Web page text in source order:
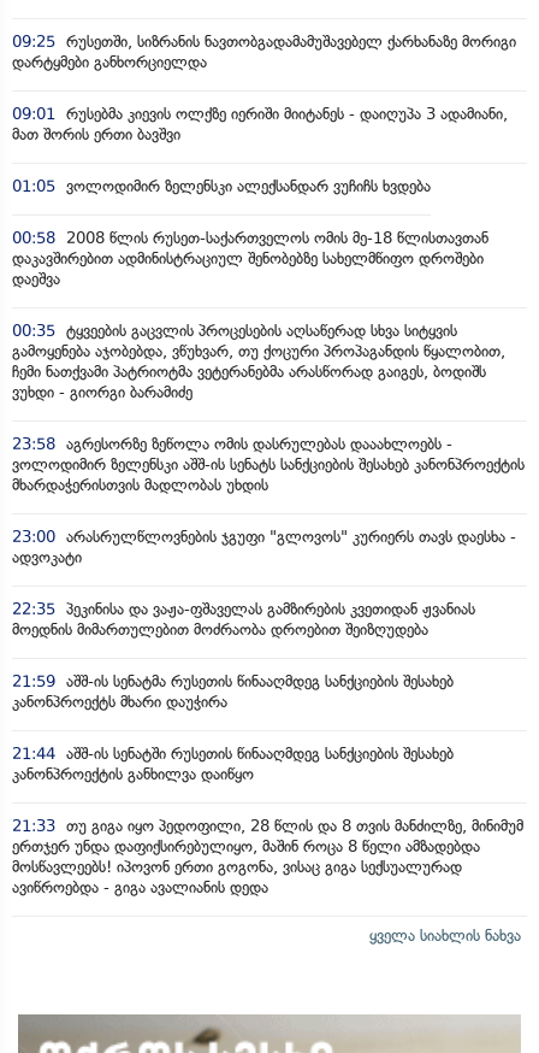
09:25 რუსეთში, სიზრანის ნავთობგადამამუშავებელ ქარხანაზე მორიგი
დარტყმები განხორციელდა
09:01
რუსებმა კიევის ოლქზე იერიში მიიტანეს - დაიღუპა 3 ადამიანი,
მათ შორის ერთი ბავშვი
01:05 ვოლოდიმირ ზელენსკი ალექსანდარ ვუჩიჩს ხვდება
00:58
2008 წლის რუსეთ-საქართველოს ომის მე-18 წლისთავთან
დაკავშირებით ადმინისტრაციულ შენობებზე სახელმწიფო დროშები
დაეშვა
00:35 ტყვეების გაცვლის პროცესების აღსაწერად სხვა სიტყვის
გამოყენება აჯობებდა, ვწუხვარ, თუ ქოცური პროპაგანდის წყალობით,
ჩემი ნათქვამი პატრიოტმა ვეტერანებმა არასწორად გაიგეს, ბოდიშს
ვუხდი - გიორგი ბარამიძე
23:58 აგრესორზე ზეწოლა ომის დასრულებას დააახლოებს -
ვოლოდიმირ ზელენსკი აშშ-ის სენატს სანქციების შესახებ კანონპროექტის
მხარდაჭერისთვის მადლობას უხდის
23:00 არასრულწლოვნების ჯგუფი "გლოვოს" კურიერს თავს დაესხა -
ადვოკატი
22:35 პეკინისა და ვაჟა-ფშაველას გამზირების კვეთიდან ჟვანიას
მოედნის მიმართულებით მოძრაობა დროებით შეიზღუდება
21:59 აშშ-ის სენატმა რუსეთის წინააღმდეგ სანქციების შესახებ
კანონპროექტს მხარი დაუჭირა
21:44 აშშ-ის სენატში რუსეთის წინააღმდეგ სანქციების შესახებ
კანონპროექტის განხილვა დაიწყო
21:33 თუ გიგა იყო პედოფილი, 28 წლის და 8 თვის მანძილზე, მინიმუმ
ერთჯერ უნდა დაფიქსირებულიყო, მაშინ როცა 8 წელი ამზადებდა
მოსწავლეებს! იპოვონ ერთი გოგონა, ვისაც გიგა სექსუალურად
ავიწროებდა - გიგა ავალიანის დედა
ყველა სიახლის ნახვა